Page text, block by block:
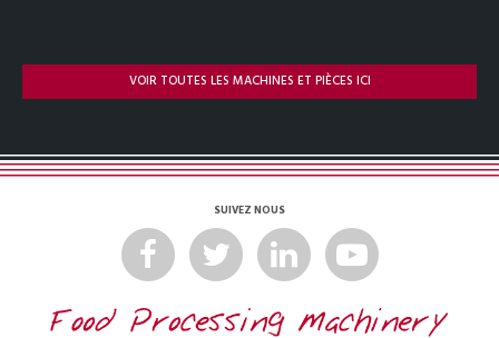
VOIR TOUTES LES MACHINES ET PIÈCES ICI
SUIVEZ NOUS